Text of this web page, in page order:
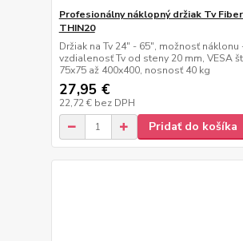
Profesionálny náklopný držiak Tv
THIN20
Držiak na Tv 24" - 65", možnosť náklonu
vzdialenosť Tv od steny 20 mm, VESA
75x75 až 400x400, nosnosť 40 kg
27,95 €
22,72 € bez DPH
Pridať do košíka